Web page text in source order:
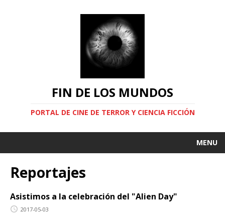
FIN DE LOS MUNDOS
PORTAL DE CINE DE TERROR Y CIENCIA FICCIÓN
MENU
Reportajes
Asistimos a la celebración del "Alien Day"
2017-05-03